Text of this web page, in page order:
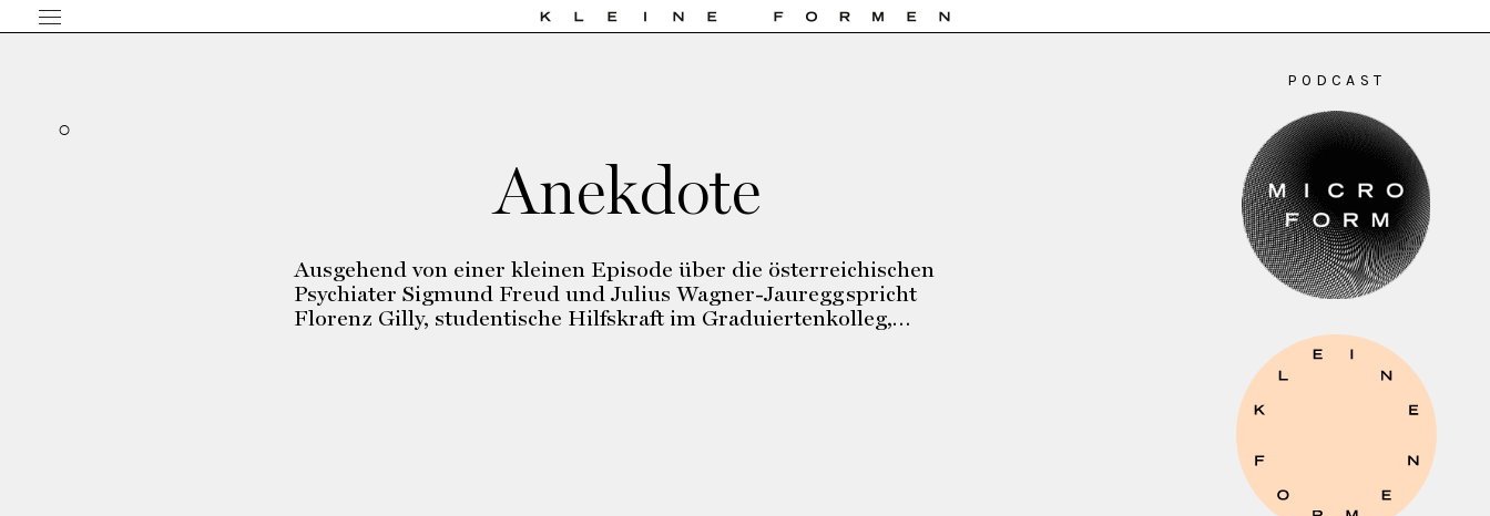
Anekdote
Ausgehend von einer kleinen Episode über die österreichischen
Psychiater Sigmund Freud und Julius Wagner-Jauregg spricht
Florenz Gilly, studentische Hilfskraft im Graduiertenkolleg,…
PODCAST